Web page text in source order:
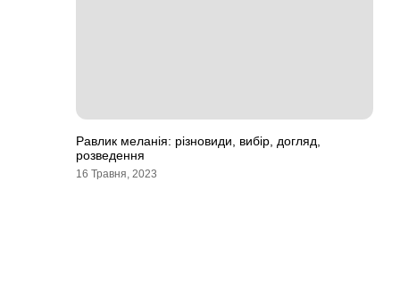
Равлик меланія: різновиди, вибір, догляд,
розведення
16 Травня, 2023